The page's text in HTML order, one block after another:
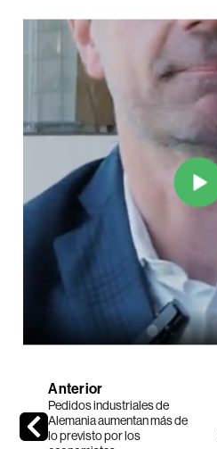
Anterior
Pedidos industriales de
Alemania aumentan más de
lo previsto por los